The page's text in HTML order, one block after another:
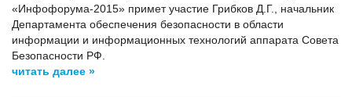
«Инфофорума-2015» примет участие Грибков Д.Г., начальник
Департамента обеспечения безопасности в области
информации и информационных технологий аппарата Совета
Безопасности РФ.
читать далее »